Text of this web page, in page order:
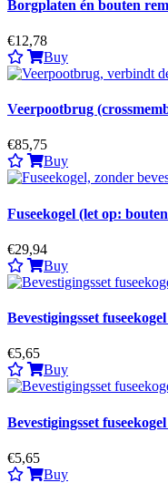
Borgplaten én bouten
€12,78
Buy
Veerpootbrug
€85,75
Buy
Fuseekogel (let op:
€29,94
Buy
Bevestigingsset
€5,65
Buy
Bevestigingsset
€5,65
Buy